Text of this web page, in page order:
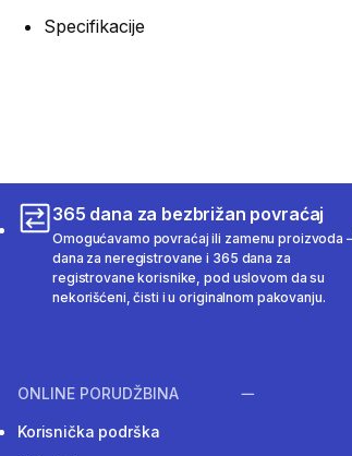
Specifikacije
365 dana za bezbrižan povraćaj
Omogućavamo povraćaj ili zamenu proizvoda
dana za neregistrovane i 365 dana za
registrovane korisnike, pod uslovom da su
nekorišćeni, čisti i u originalnom pakovanju.
ONLINE PORUDŽBINA
Korisnička podrška